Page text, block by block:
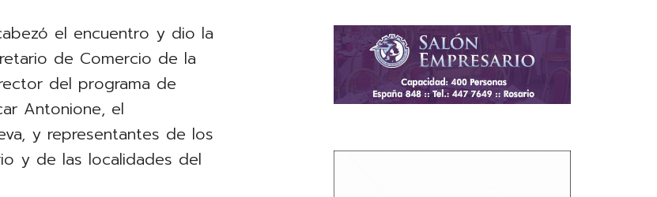
el encuentro y dio la
de Comercio de la
del programa de
Antonione, el
y representantes de los
y de las localidades del